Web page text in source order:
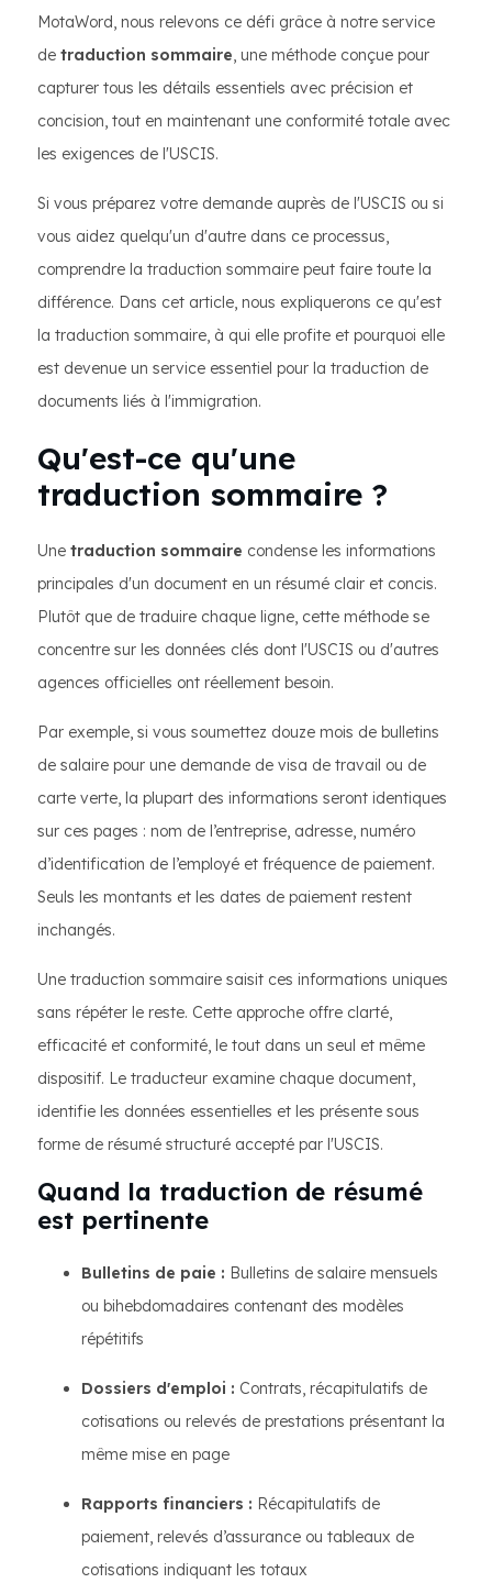
MotaWord, nous relevons ce défi grâce à notre service
de traduction sommaire, une méthode conçue pour
capturer tous les détails essentiels avec précision et
concision, tout en maintenant une conformité totale avec
les exigences de l'USCIS.
Si vous préparez votre demande auprès de l'USCIS ou si
vous aidez quelqu'un d'autre dans ce processus,
comprendre la traduction sommaire peut faire toute la
différence. Dans cet article, nous expliquerons ce qu'est
la traduction sommaire, à qui elle profite et pourquoi elle
est devenue un service essentiel pour la traduction de
documents liés à l'immigration.
Qu'est-ce qu'une
traduction sommaire ?
Une traduction sommaire condense les informations
principales d'un document en un résumé clair et concis.
Plutôt que de traduire chaque ligne, cette méthode se
concentre sur les données clés dont l'USCIS ou d'autres
agences officielles ont réellement besoin.
Par exemple, si vous soumettez douze mois de bulletins
de salaire pour une demande de visa de travail ou de
carte verte, la plupart des informations seront identiques
sur ces pages : nom de l’entreprise, adresse, numéro
d’identification de l’employé et fréquence de paiement.
Seuls les montants et les dates de paiement restent
inchangés.
Une traduction sommaire saisit ces informations uniques
sans répéter le reste. Cette approche offre clarté,
efficacité et conformité, le tout dans un seul et même
dispositif. Le traducteur examine chaque document,
identifie les données essentielles et les présente sous
forme de résumé structuré accepté par l'USCIS.
Quand la traduction de résumé
est pertinente
Bulletins de paie : Bulletins de salaire mensuels
ou bihebdomadaires contenant des modèles
répétitifs
Dossiers d'emploi : Contrats, récapitulatifs de
cotisations ou relevés de prestations présentant la
même mise en page
Rapports financiers : Récapitulatifs de
paiement, relevés d’assurance ou tableaux de
cotisations indiquant les totaux